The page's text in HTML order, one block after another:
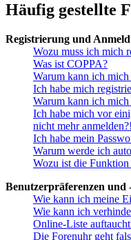
Häufig gestellte
Registrierung und
Wozu muss ich mich
Was ist COPPA?
Warum kann ich
Ich habe mich
Warum kann ich
Ich habe mich vor
nicht mehr anmelden?!
Ich habe mein
Warum werde ich
Wozu ist die
Benutzerpräferenzen und
Wie kann ich meine
Wie kann ich
Online-Liste
Die Forenuhr geht